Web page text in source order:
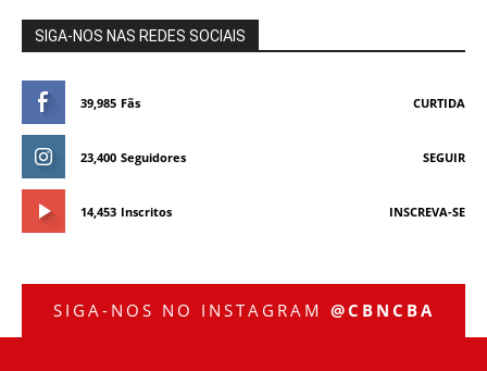
SIGA-NOS NAS REDES SOCIAIS
39,985 Fãs CURTIDA
23,400 Seguidores SEGUIR
14,453 Inscritos INSCREVA-SE
SIGA-NOS NO INSTAGRAM @CBNCBA